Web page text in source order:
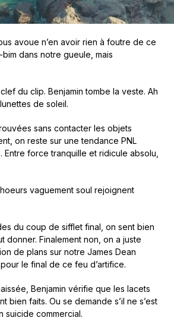
avoue n’en avoir rien à foutre de ce
bim dans notre gueule, mais
du clip. Benjamin tombe la veste. Ah
de soleil.
sans contacter les objets
on reste sur une tendance PNL
force tranquille et ridicule absolu,
vaguement soul rejoignent
du coup de sifflet final, on sent bien
donner. Finalement non, on a juste
de plans sur notre James Dean
le final de ce feu d’artifice.
Benjamin vérifie que les lacets
bien faits. Ou se demande s’il ne s’est
suicide commercial.